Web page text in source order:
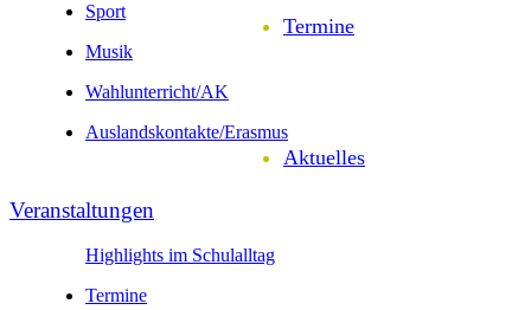
Termine
Aktuelles
Sport
Musik
Wahl­unter­richt/AK
Auslands­kontakte/Erasmus
Veranstal­tungen
Highlights im Schulalltag
Termine